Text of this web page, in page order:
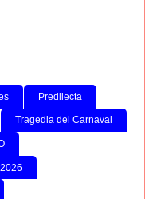
Predilecta
Tragedia del Carnaval